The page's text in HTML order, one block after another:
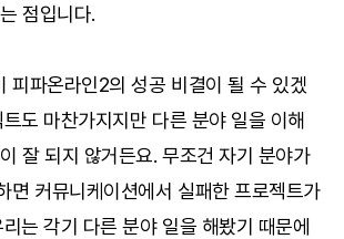
점입니다.
피파온라인2의 성공 비결이 될 수 있겠
도 마찬가지지만 다른 분야 일을 이해
잘 되지 않거든요. 무조건 자기 분야가
면 커뮤니케이션에서 실패한 프로젝트가
는 각기 다른 분야 일을 해봤기 때문에